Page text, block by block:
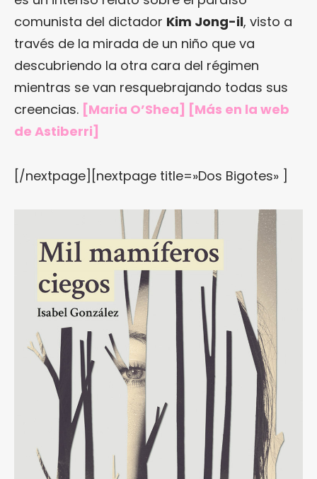
comunista del dictador Kim Jong-il, visto a
través de la mirada de un niño que va
descubriendo la otra cara del régimen
mientras se van resquebrajando todas sus
creencias. [Maria O’Shea] [Más en la web
de Astiberri]
[/nextpage][nextpage title=»Dos Bigotes» ]